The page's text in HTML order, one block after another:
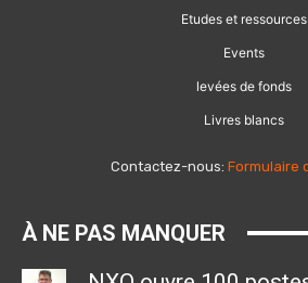
Etudes et ressources
Events
levées de fonds
Livres blancs
Contactez-nous: Formulaire
À NE PAS MANQUER